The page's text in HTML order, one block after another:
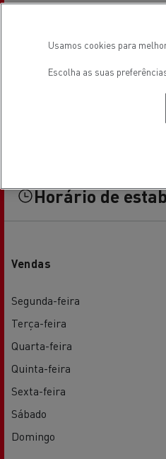
Horário de
Vendas
Segunda-feira
Terça-feira
Quarta-feira
Quinta-feira
Sexta-feira
Sábado
Domingo
Usamos cookies para
Escolha as suas